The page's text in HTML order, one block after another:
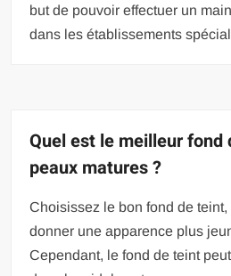
but de pouvoir effectuer un
dans les établissements
Quel est le meilleur fond
peaux matures ?
Choisissez le bon fond de
donner une apparence plus
Cependant, le fond de teint